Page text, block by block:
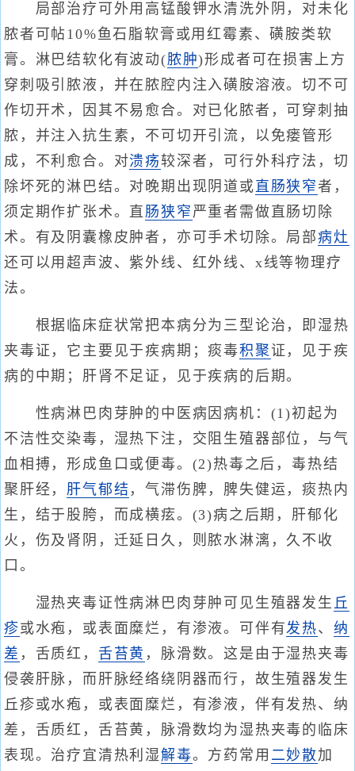
局部治疗可外用高锰酸钾水清洗外阴，对未化
脓者可帖10%鱼石脂软膏或用红霉素、磺胺类软
膏。淋巴结软化有波动(脓肿)形成者可在损害上方
穿刺吸引脓液，并在脓腔内注入磺胺溶液。切不可
作切开术，因其不易愈合。对已化脓者，可穿刺抽
脓，并注入抗生素，不可切开引流，以免瘘管形
成，不利愈合。对溃疡较深者，可行外科疗法，切
除坏死的淋巴结。对晚期出现阴道或直肠狭窄者，
须定期作扩张术。直 肠狭窄 严重者需做直肠切除
术。有及阴囊橡皮肿者，亦可手术切除。局部病灶
还可以用超声波、紫外线、红外线、x线等物理疗
法。
根据临床症状常把本病分为三型论治，即湿热
夹毒证，它主要见于疾病期；痰毒积聚证，见于疾
病的中期；肝肾不足证，见于疾病的后期。
性病淋巴肉芽肿的中医病因病机：(1)初起为
不洁性交染毒，湿热下注，交阻生殖器部位，与气
血相搏，形成鱼口或便毒。(2)热毒之后，毒热结
聚肝经， 肝气郁结 ，气滞伤脾，脾失健运，痰热内
生，结于股胯，而成横痃。(3)病之后期，肝郁化
火，伤及肾阴，迁延日久，则脓水淋漓，久不收
口。
湿热夹毒证性病淋巴肉芽肿可见生殖器发生 丘
疹或水疱，或表面糜烂，有渗液。可伴有发热、 纳
差 ，舌质红， 舌苔黄 ，脉滑数。这是由于湿热夹毒
侵袭肝脉，而肝脉经络绕阴器而行，故生殖器发生
丘疹或水疱，或表面糜烂，有渗液，伴有发热、纳
差，舌质红，舌苔黄，脉滑数均为湿热夹毒的临床
表现。治疗宜清热利湿解毒。方药常用 二妙散加